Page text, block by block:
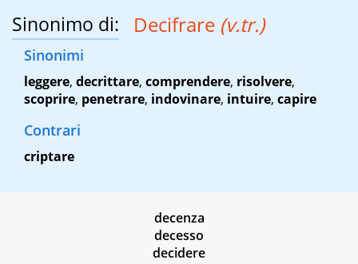
Sinonimo di: Decifrare (v.tr.)
Sinonimi
leggere, decrittare, comprendere, risolvere,
scoprire, penetrare, indovinare, intuire, capire
Contrari
criptare
decenza
decesso
decidere